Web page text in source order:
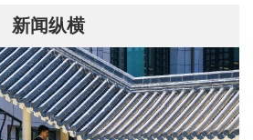
新闻纵横